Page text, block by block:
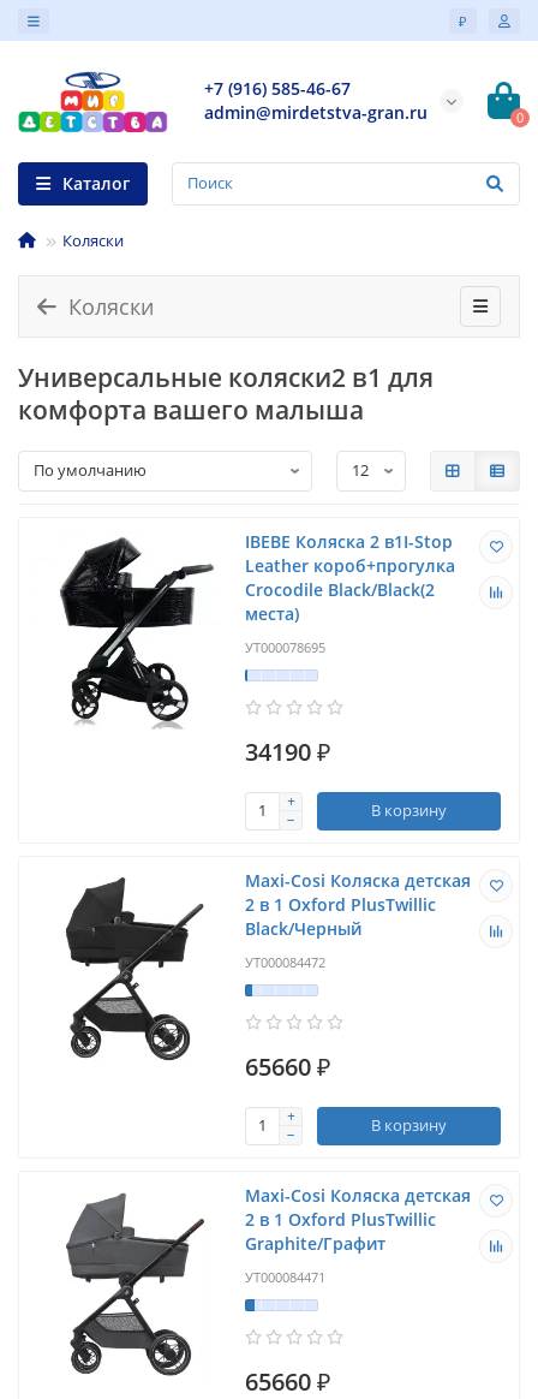
₽
+7 (916) 585-46-67
admin@mirdetstva-gran.ru
0
Каталог
Коляски
Коляски
Универсальные коляски2 в1 для
комфорта вашего малыша
IBEBE Коляска 2 в1I-Stop
Leather короб+прогулка
Crocodile Black/Black(2
места)
УТ000078695
34190 ₽
В корзину
Maxi-Cosi Коляска детская
2 в 1 Oxford PlusTwillic
Black/Черный
УТ000084472
65660 ₽
В корзину
Maxi-Cosi Коляска детская
2 в 1 Oxford PlusTwillic
Graphite/Графит
УТ000084471
65660 ₽